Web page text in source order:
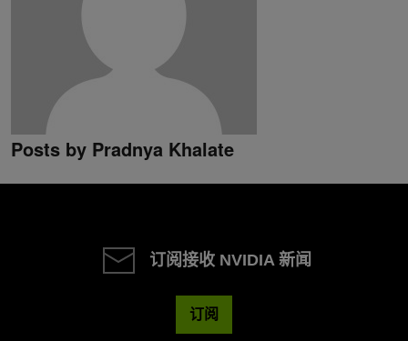
Posts by Pradnya Khalate
订阅接收 NVIDIA 新闻
订阅